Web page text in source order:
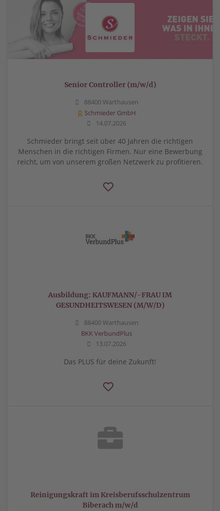
Senior Controller (m/w/d)
88400 Warthausen
Schmieder GmbH
14.07.2026
Schmieder bringt seit über 40 Jahren die richtigen
Menschen in die richtigen Firmen. Nur eine Bewerbung
reicht, um von unserem großen Netzwerk zu profitieren.
Ausbildung: KAUFMANN/-FRAU IM
GESUNDHEITSWESEN (M/W/D)
88400 Warthausen
BKK VerbundPlus
13.07.2026
Das PLUS für deine Zukunft!
Reinigungskraft im Kreisberufsschulzentrum
Biberach m/w/d